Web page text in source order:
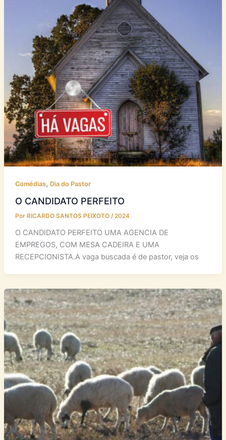
Comédias, Dia do Pastor
O CANDIDATO PERFEITO
Por RICARDO SANTOS PEIXOTO /2024
O CANDIDATO PERFEITO UMA AGENCIA DE
EMPREGOS, COM MESA CADEIRA E UMA
RECEPCIONISTA.A vaga buscada é de pastor, veja os